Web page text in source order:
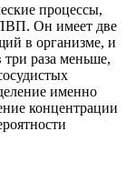
процессы,
Он имеет две
в организме, и
раза меньше,
именно
концентрации